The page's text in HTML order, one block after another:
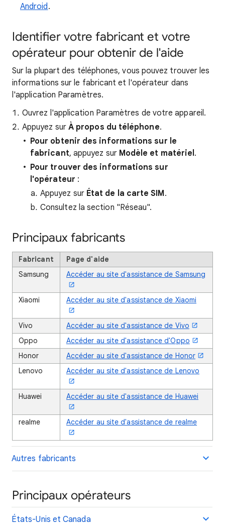
Android.
Identifier votre fabricant et votre
opérateur pour obtenir de l'aide
Sur la plupart des téléphones, vous pouvez trouver les
informations sur le fabricant et l'opérateur dans
l'application Paramètres.
Ouvrez l'application Paramètres de votre appareil.
Appuyez sur À propos du téléphone.
Pour obtenir des informations sur le
fabricant, appuyez sur Modèle et matériel.
Pour trouver des informations sur
l'opérateur :
Appuyez sur État de la carte SIM.
Consultez la section "Réseau".
Principaux fabricants
Fabricant
Page d'aide
Samsung
Accéder au site d'assistance de Samsung
Xiaomi Accéder au site d'assistance de Xiaomi
Vivo
Accéder au site d'assistance de Vivo
Oppo
Accéder au site d'assistance d'Oppo
Honor
Accéder au site d'assistance de Honor
Lenovo
Accéder au site d'assistance de Lenovo
Huawei Accéder au site d'assistance de Huawei
realme Accéder au site d'assistance de realme
Autres fabricants
Principaux opérateurs
États-Unis et Canada